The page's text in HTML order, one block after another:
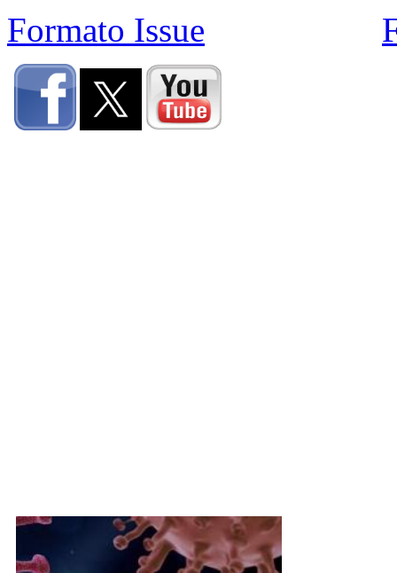
Formato Issue